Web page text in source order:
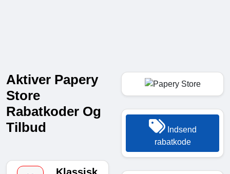
Aktiver Papery
Store
Rabatkoder Og
Tilbud
Indsend
rabatkode